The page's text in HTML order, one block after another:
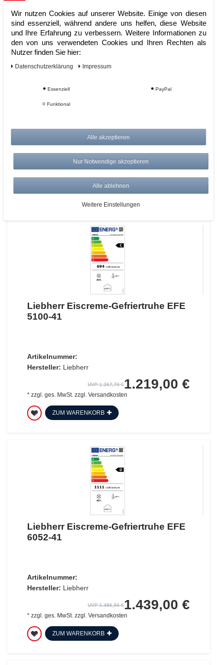
Hersteller: Liebherr
UVP 1.226,16 €1.179,00 €
Liebherr Eiscreme-Gefriertruhe EFE
5100-41
Artikelnummer:
Hersteller: Liebherr
UVP 1.267,76 €1.219,00 €
* zzgl. ges. MwSt. zzgl. Versandkosten
ZUM WARENKORB
Liebherr Eiscreme-Gefriertruhe EFE
6052-41
Artikelnummer:
Hersteller: Liebherr
UVP 1.496,56 €1.439,00 €
* zzgl. ges. MwSt.zzgl. Versandkosten
ZUM WARENKORB
Wir nutzen Cookies auf unserer Website. Einige von diesen
sind essenziell, während andere uns helfen, diese Website
und Ihre Erfahrung zu verbessern. Weitere Informationen zu
den von uns verwendeten Cookies und Ihren Rechten als
Nutzer finden Sie hier:
Daten­schutz­erklärung Impressum
Essenziell PayPal
Funktional
Alle akzeptieren
Nur Notwendige akzeptieren
Alle ablehnen
Weitere Einstellungen